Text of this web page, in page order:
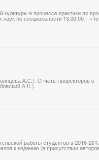
культуры в процессе практики по
наук по специальности 13.00.00 –
А.С.). Отчеты проректоров о
А.Н.).
работы студентов в 2016-
к изданию (в присутствии